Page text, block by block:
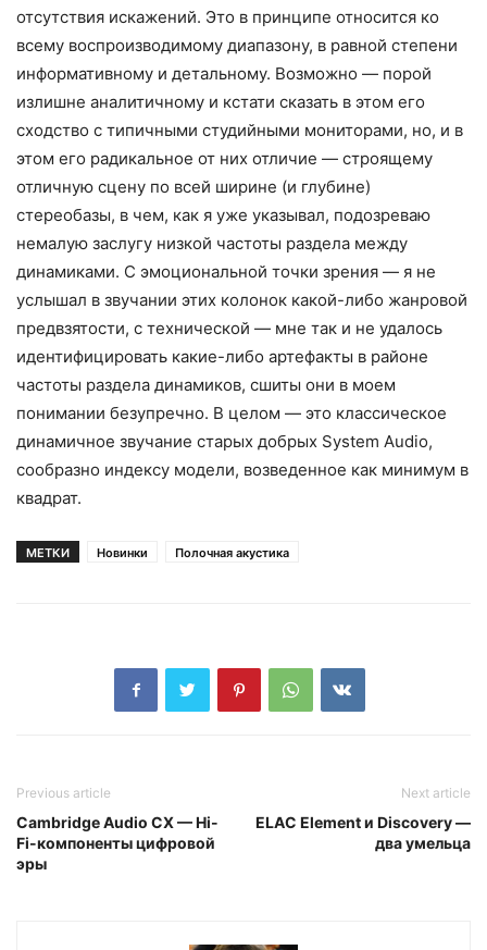
отсутствия искажений. Это в принципе относится ко
всему воспроизводимому диапазону, в равной степени
информативному и детальному. Возможно — порой
излишне аналитичному и кстати сказать в этом его
сходство с типичными студийными мониторами, но, и в
этом его радикальное от них отличие — строящему
отличную сцену по всей ширине (и глубине)
стереобазы, в чем, как я уже указывал, подозреваю
немалую заслугу низкой частоты раздела между
динамиками. С эмоциональной точки зрения — я не
услышал в звучании этих колонок какой-либо жанровой
предвзятости, с технической — мне так и не удалось
идентифицировать какие-либо артефакты в районе
частоты раздела динамиков, сшиты они в моем
понимании безупречно. В целом — это классическое
динамичное звучание старых добрых System Audio,
сообразно индексу модели, возведенное как минимум в
квадрат.
МЕТКИ Новинки Полочная акустика
Previous article
Cambridge Audio CX — Hi-
Fi-компоненты цифровой
эры
Next article
ELAC Element и Discovery —
два умельца